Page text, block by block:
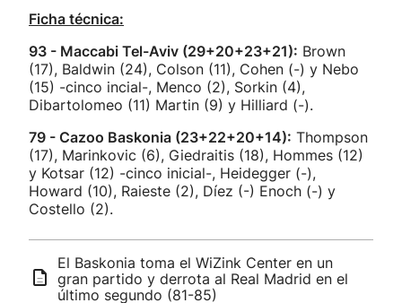
Ficha técnica:
93 - Maccabi Tel-Aviv (29+20+23+21): Brown
(17), Baldwin (24), Colson (11), Cohen (-) y Nebo
(15) -cinco incial-, Menco (2), Sorkin (4),
Dibartolomeo (11) Martin (9) y Hilliard (-).
79 - Cazoo Baskonia (23+22+20+14): Thompson
(17), Marinkovic (6), Giedraitis (18), Hommes (12)
y Kotsar (12) -cinco inicial-, Heidegger (-),
Howard (10), Raieste (2), Díez (-) Enoch (-) y
Costello (2).
El Baskonia toma el WiZink Center en un
gran partido y derrota al Real Madrid en el
último segundo (81-85)